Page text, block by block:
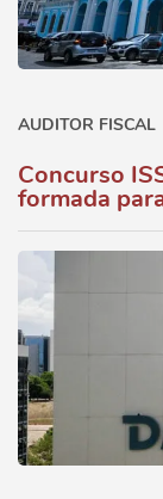
AUDITOR FISCAL
Concurso
formada